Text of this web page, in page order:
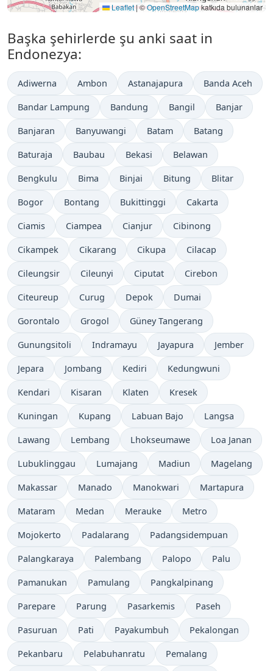
Leaflet|©OpenStreetMapkatkıda bulunanlar
Başka şehirlerde şu anki saat in
Endonezya:
Adiwerna Ambon Astanajapura Banda Aceh
Bandar Lampung Bandung Bangil Banjar
Banjaran Banyuwangi Batam Batang
Baturaja Baubau Bekasi Belawan
Bengkulu Bima Binjai Bitung Blitar
Bogor Bontang Bukittinggi Cakarta
Ciamis Ciampea Cianjur Cibinong
Cikampek Cikarang Cikupa Cilacap
Cileungsir Cileunyi Ciputat Cirebon
Citeureup Curug Depok Dumai
Gorontalo Grogol Güney Tangerang
Gunungsitoli Indramayu Jayapura Jember
Jepara Jombang Kediri Kedungwuni
Kendari Kisaran Klaten Kresek
Kuningan Kupang Labuan Bajo Langsa
Lawang Lembang Lhokseumawe Loa Janan
Lubuklinggau Lumajang Madiun Magelang
Makassar Manado Manokwari Martapura
Mataram Medan Merauke Metro
Mojokerto Padalarang Padangsidempuan
Palangkaraya Palembang Palopo Palu
Pamanukan Pamulang Pangkalpinang
Parepare Parung Pasarkemis Paseh
Pasuruan Pati Payakumbuh Pekalongan
Pekanbaru Pelabuhanratu Pemalang